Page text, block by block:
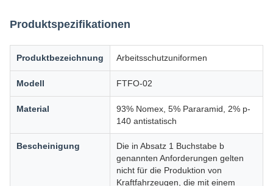
Produktspezifikationen
Produktbezeichnung Arbeitsschutzuniformen
Modell FTFO-02
Material
93% Nomex, 5% Pararamid, 2% p-
140 antistatisch
Bescheinigung
Die in Absatz 1 Buchstabe b
genannten Anforderungen gelten
nicht für die Produktion von
Kraftfahrzeugen, die mit einem